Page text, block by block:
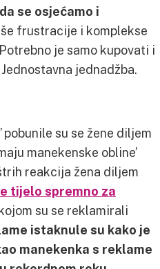
se osjećamo i
frustracije i komplekse
je samo kupovati i
jednadžba.
su se žene diljem
manekenske obline’
reakcija žena diljem
tijelo spremno za
su se reklamirali
istaknule su kako je
manekenka s reklame